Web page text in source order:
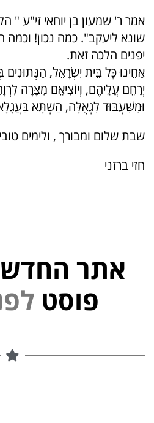
אמר ר' שמעון בן יוחאי זי"ע "
שונא ליעקב". כמה נכון! וכמה
יפנים הלכה זאת.
אַחֵינוּ כָּל בֵּית יִשְׂרָאֵל,
יְרַחֵם עֲלֵיהֶם, וְיוֹצִיאֵם מִצָּרָה
וּמִשִּׁעְבּוּד לִגְאֻלָּה, הַשְׁתָּא בַּעֲגָלָא
שבת שלום ומבורך , ולימים
חזי ברזני
אתר
פוסט